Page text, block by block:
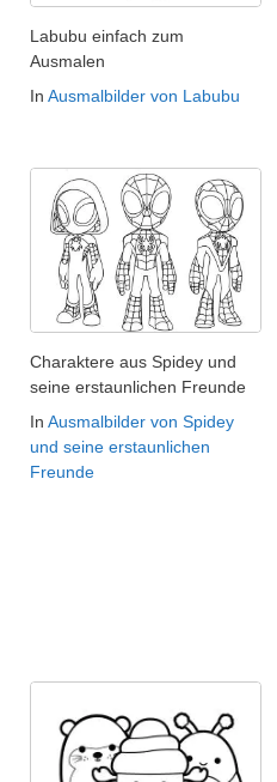
Labubu einfach zum
Ausmalen
In Ausmalbilder von Labubu
Charaktere aus Spidey und
seine erstaunlichen Freunde
In Ausmalbilder von Spidey
und seine erstaunlichen
Freunde